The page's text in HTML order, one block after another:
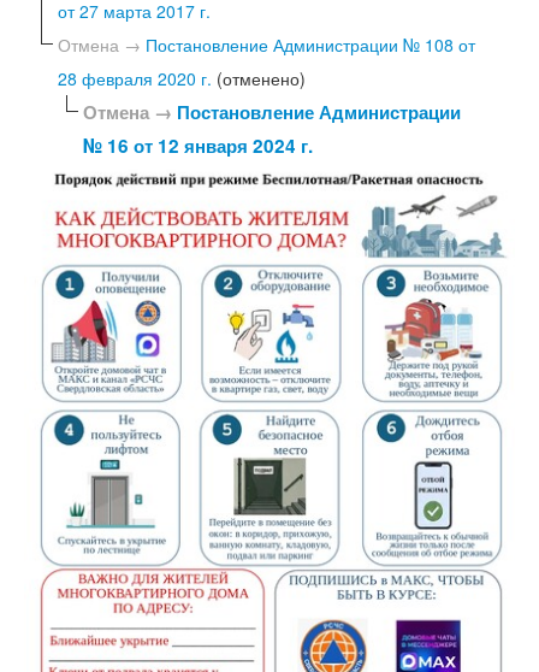
от 27 марта 2017 г.
Отмена → Постановление Администрации № 108 от
28 февраля 2020 г. (отменено)
Отмена → Постановление Администрации
№ 16 от 12 января 2024 г.